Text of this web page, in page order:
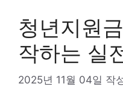
청년지원
작하는 실
2025년 11월 04일 작